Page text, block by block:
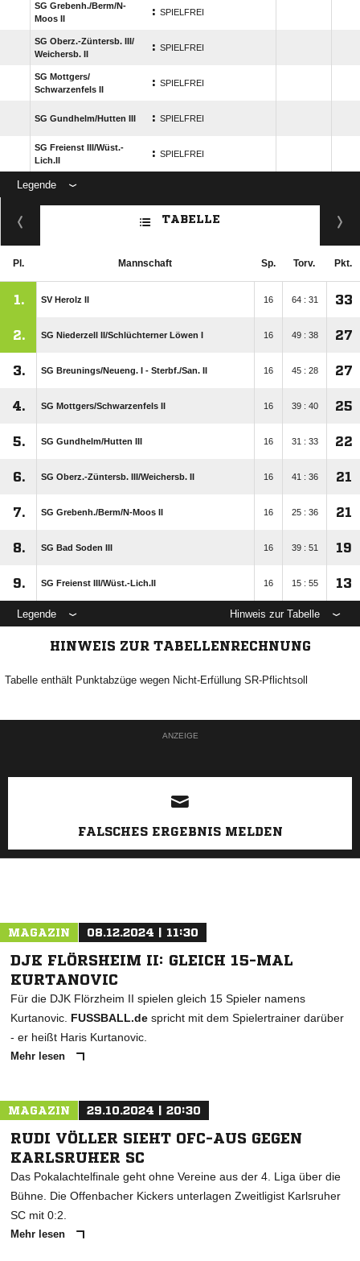
SG Grebenh./​Berm/​N-
Moos II
: SPIELFREI
SG Oberz.-Züntersb. III/​
Weichersb. II
: SPIELFREI
SG Mottgers/​
Schwarzenfels II
: SPIELFREI
SG Gundhelm/​Hutten III : SPIELFREI
SG Freienst III/​Wüst.-
Lich.II
: SPIELFREI
Legende
ANZEIGE
TABELLE
Pl. Mannschaft Sp. Torv. Pkt.
1. SV Herolz II 16 64 : 31 33
2. SG Niederzell II/​Schlüchterner Löwen I 16 49 : 38 27
3. SG Breunings/​Neueng. I - Sterbf./​San. II 16 45 : 28 27
4. SG Mottgers/​Schwarzenfels II 16 39 : 40 25
5. SG Gundhelm/​Hutten III 16 31 : 33 22
6. SG Oberz.-Züntersb. III/​Weichersb. II 16 41 : 36 21
7. SG Grebenh./​Berm/​N-Moos II 16 25 : 36 21
8. SG Bad Soden III 16 39 : 51 19
9. SG Freienst III/​Wüst.-Lich.II 16 15 : 55 13
Legende Hinweis zur Tabelle
HINWEIS ZUR TABELLENRECHNUNG
Tabelle enthält Punktabzüge wegen Nicht-Erfüllung SR-Pflichtsoll
ANZEIGE
FALSCHES ERGEBNIS MELDEN
MAGAZIN 08.12.2024 | 11:30
DJK FLÖRSHEIM II: GLEICH 15-MAL
KURTANOVIC
Für die DJK Flörzheim II spielen gleich 15 Spieler namens
Kurtanovic. FUSSBALL.de spricht mit dem Spielertrainer darüber
- er heißt Haris Kurtanovic.
Mehr lesen
MAGAZIN 29.10.2024 | 20:30
RUDI VÖLLER SIEHT OFC-AUS GEGEN
KARLSRUHER SC
Das Pokalachtelfinale geht ohne Vereine aus der 4. Liga über die
Bühne. Die Offenbacher Kickers unterlagen Zweitligist Karlsruher
SC mit 0:2.
Mehr lesen